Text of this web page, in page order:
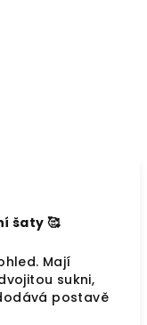
šaty 🥰
Mají
sukni,
postavě